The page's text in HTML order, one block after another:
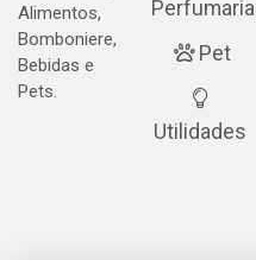
Alimentos,
Bomboniere,
Bebidas e
Pets.
Perfumaria
Pet
Utilidades